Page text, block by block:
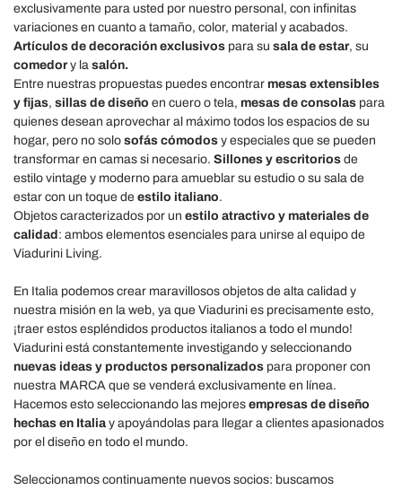
exclusivamente para usted por nuestro personal, con infinitas
variaciones en cuanto a tamaño, color, material y acabados.
Artículos de decoración exclusivos para su sala de estar, su
comedory la salón.
Entre nuestras propuestas puedes encontrar mesas extensibles
y fijas, sillas de diseño en cuero o tela, mesas de consolas para
quienes desean aprovechar al máximo todos los espacios de su
hogar, pero no solo sofás cómodos y especiales que se pueden
transformar en camas si necesario. Sillones y escritorios de
estilo vintage y moderno para amueblar su estudio o su sala de
estar con un toque de estilo italiano.
Objetos caracterizados por un estilo atractivo y materiales de
calidad: ambos elementos esenciales para unirse al equipo de
Viadurini Living.
En Italia podemos crear maravillosos objetos de alta calidad y
nuestra misión en la web, ya que Viadurini es precisamente esto,
¡traer estos espléndidos productos italianos a todo el mundo!
Viadurini está constantemente investigando y seleccionando
nuevas ideas y productos personalizados para proponer con
nuestra MARCA que se venderá exclusivamente en línea.
Hacemos esto seleccionando las mejores empresas de diseño
hechas en Italia y apoyándolas para llegar a clientes apasionados
por el diseño en todo el mundo.
Seleccionamos continuamente nuevos socios: buscamos